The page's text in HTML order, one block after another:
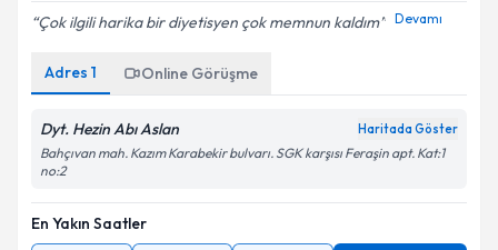
Çok ilgili harika bir diyetisyen çok memnun kaldım Devamı
Adres 1 Online Görüşme
Dyt. Hezin Abı Aslan Haritada Göster
Bahçıvan mah. Kazım Karabekir bulvarı. SGK karşısı Feraşin apt. Kat:1
no:2
En Yakın Saatler